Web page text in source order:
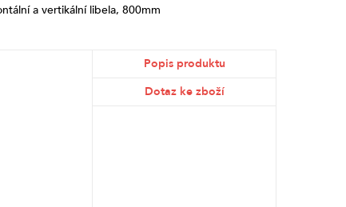
a vertikální libela, 800mm
Popis produktu
Dotaz ke zboží